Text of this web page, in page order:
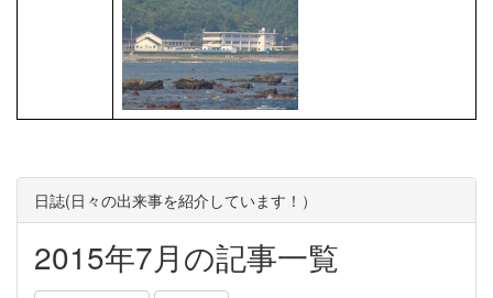
日誌(日々の出来事を紹介しています！）
2015年7月の記事一覧